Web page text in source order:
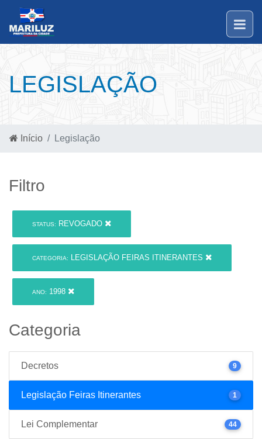
LEGISLAÇÃO
Início Legislação
Filtro
STATUS: REVOGADO
CATEGORIA: LEGISLAÇÃO FEIRAS ITINERANTES
ANO: 1998
Categoria
Decretos 9
Legislação Feiras Itinerantes 1
Lei Complementar 44